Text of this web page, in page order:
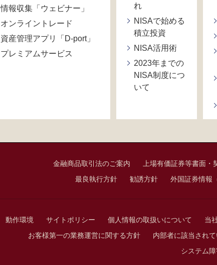
情報収集「ウェビナー」
オンライントレード
資産管理アプリ「D-port」
プレミアムサービス
れ
NISAで始める
積立投資
NISA活用術
2023年までの
NISA制度につ
いて
金融商品取引法のご案内 上場有価証券等書面
最良執行方針
勧誘方針 外国証券情報
動作環境 サイトポリシー 個人情報の取扱いについて 当
お客様第一の業務運営に関する方針
内部者に該当され
システム